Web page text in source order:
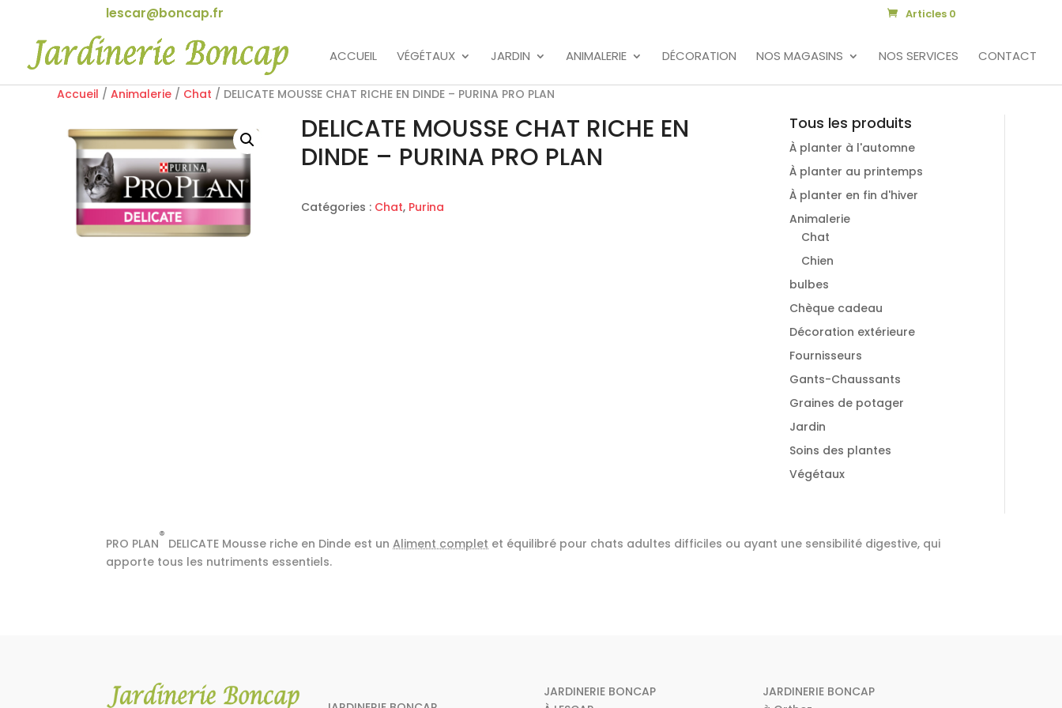
lescar@boncap.fr Articles 0
ACCUEIL VÉGÉTAUX JARDIN ANIMALERIE DÉCORATION NOS MAGASINS NOS SERVICES CONTACT
Accueil / Animalerie / Chat / DELICATE MOUSSE CHAT RICHE EN DINDE – PURINA PRO PLAN
DELICATE MOUSSE CHAT RICHE EN
DINDE – PURINA PRO PLAN
Catégories : Chat, Purina
Tous les produits
À planter à l'automne
À planter au printemps
À planter en fin d'hiver
Animalerie
Chat
Chien
bulbes
Chèque cadeau
Décoration extérieure
Fournisseurs
Gants-Chaussants
Graines de potager
Jardin
Soins des plantes
Végétaux
PRO PLAN
®
DELICATE Mousse riche en Dinde est unAliment complet et équilibré pour chats adultes difficiles ou ayant une sensibilité digestive, qui
apporte tous les nutriments essentiels.
JARDINERIE BONCAP
JARDINERIE BONCAP